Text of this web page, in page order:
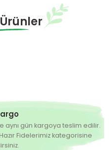
aynı gün kargoya teslim edilir.
Fidelerimiz kategorisine